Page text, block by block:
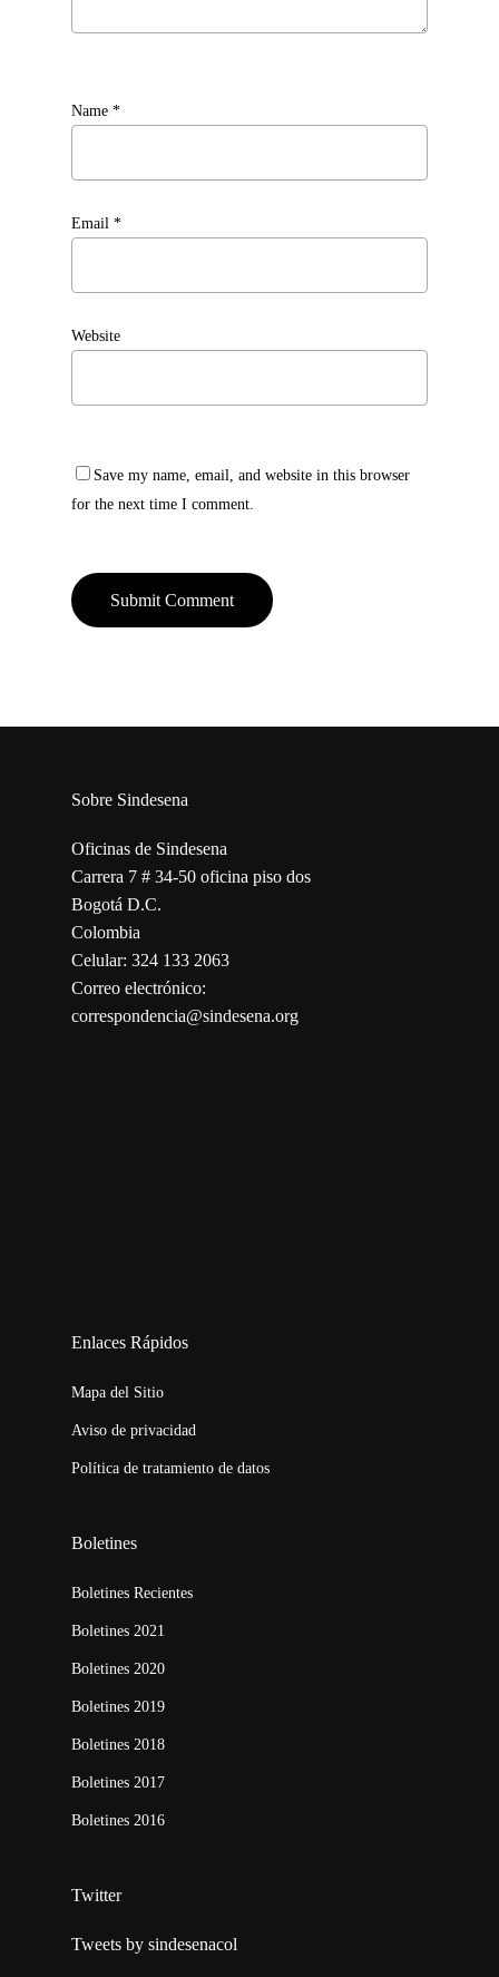
Name *
Email *
Website
Save my name, email, and website in this browser
for the next time I comment.
Sobre Sindesena
Oficinas de Sindesena
Carrera 7 # 34-50 oficina piso dos
Bogotá D.C.
Colombia
Celular: 324 133 2063
Correo electrónico:
correspondencia@sindesena.org
Enlaces Rápidos
Mapa del Sitio
Aviso de privacidad
Política de tratamiento de datos
Boletines
Boletines Recientes
Boletines 2021
Boletines 2020
Boletines 2019
Boletines 2018
Boletines 2017
Boletines 2016
Twitter
Tweets by sindesenacol